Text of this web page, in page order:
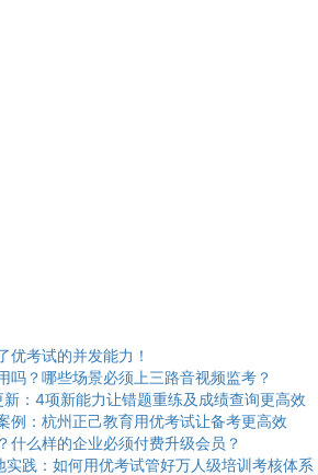
优考试的并发能力！
吗？哪些场景必须上三路音视频监考？
：4项新能力让错题重练及成绩查询更高效
例：杭州正己教育用优考试让备考更高效
什么样的企业必须付费升级会员？
实践：如何用优考试管好万人级培训考核体系